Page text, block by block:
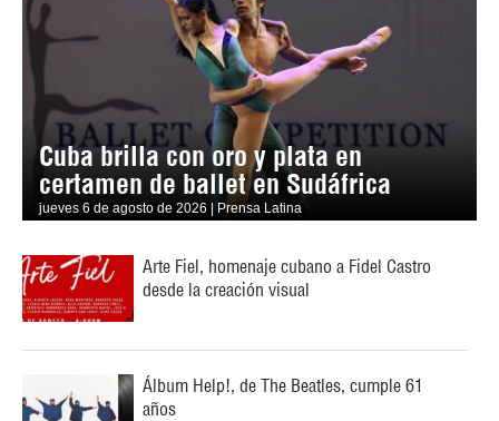
Cuba brilla con oro y plata en
certamen de ballet en Sudáfrica
jueves 6 de agosto de 2026 | Prensa Latina
Arte Fiel, homenaje cubano a Fidel Castro
desde la creación visual
Álbum Help!, de The Beatles, cumple 61
años